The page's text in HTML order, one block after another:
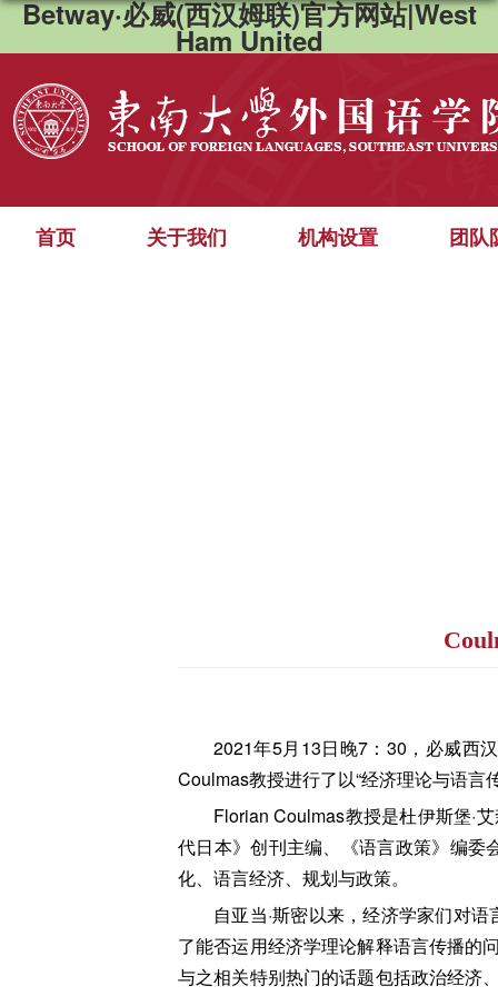
Betway·必威(西汉姆联)官方网站|West
Ham United
首页 关于我们 机构设置 团队
2021年5月13日晚7：30，必威西
Coulmas教授进行了以“经济理论与语言
Florian Coulmas教授是杜伊斯堡·
代日本》创刊主编、《语言政策》编委
化、语言经济、规划与政策。
自亚当·斯密以来，经济学家们对
了能否运用经济学理论解释语言传播的
与之相关特别热门的话题包括政治经济